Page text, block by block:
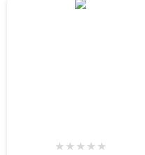
★ ★ ★ ★ ★